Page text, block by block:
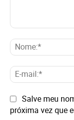
Site: Salve meu
próxima vez que